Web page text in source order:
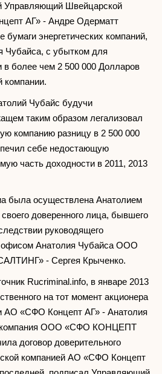
Швейцарской
АГ» - Андре Одерматт
энергетических компаний,
Чубайса, с убытком для
в более чем 2 500 000 Долларов
компании.
Чубайс будучи
таким образом легализовал
компанию разницу в 2 500 000
себе недостающую
часть доходности в 2011, 2013
осуществлена Анатолием
доверенного лица, бывшего
руководящего
Анатолия Чубайса ООО
- Сергея Крыченко.
Rucriminal.info, в январе 2013
на тот момент акционера
АО «СФО Концепт АГ» - Анатолия
компания ООО «СФО КОНЦЕПТ
договор доверительного
компанией АО «СФО Концепт